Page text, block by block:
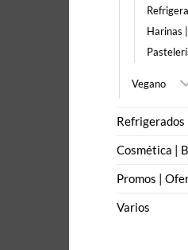
Harinas
Vegano
Refrigerados
Cosmética |
Promos |
Varios